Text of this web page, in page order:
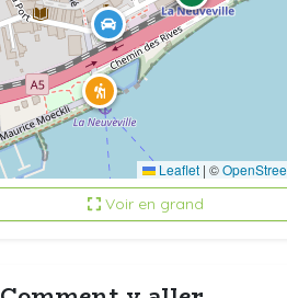
Leaflet | ©
Voir en grand